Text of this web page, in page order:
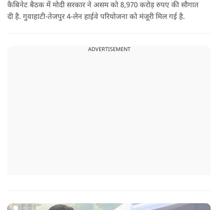
कैबिनेट बैठक में मोदी सरकार ने असम को 8,970 करोड़ रुपए की सौगात
दी है. गुवाहाटी-तेजपुर 4-लेन हाईवे परियोजना को मंजूरी मिल गई है.
ADVERTISEMENT